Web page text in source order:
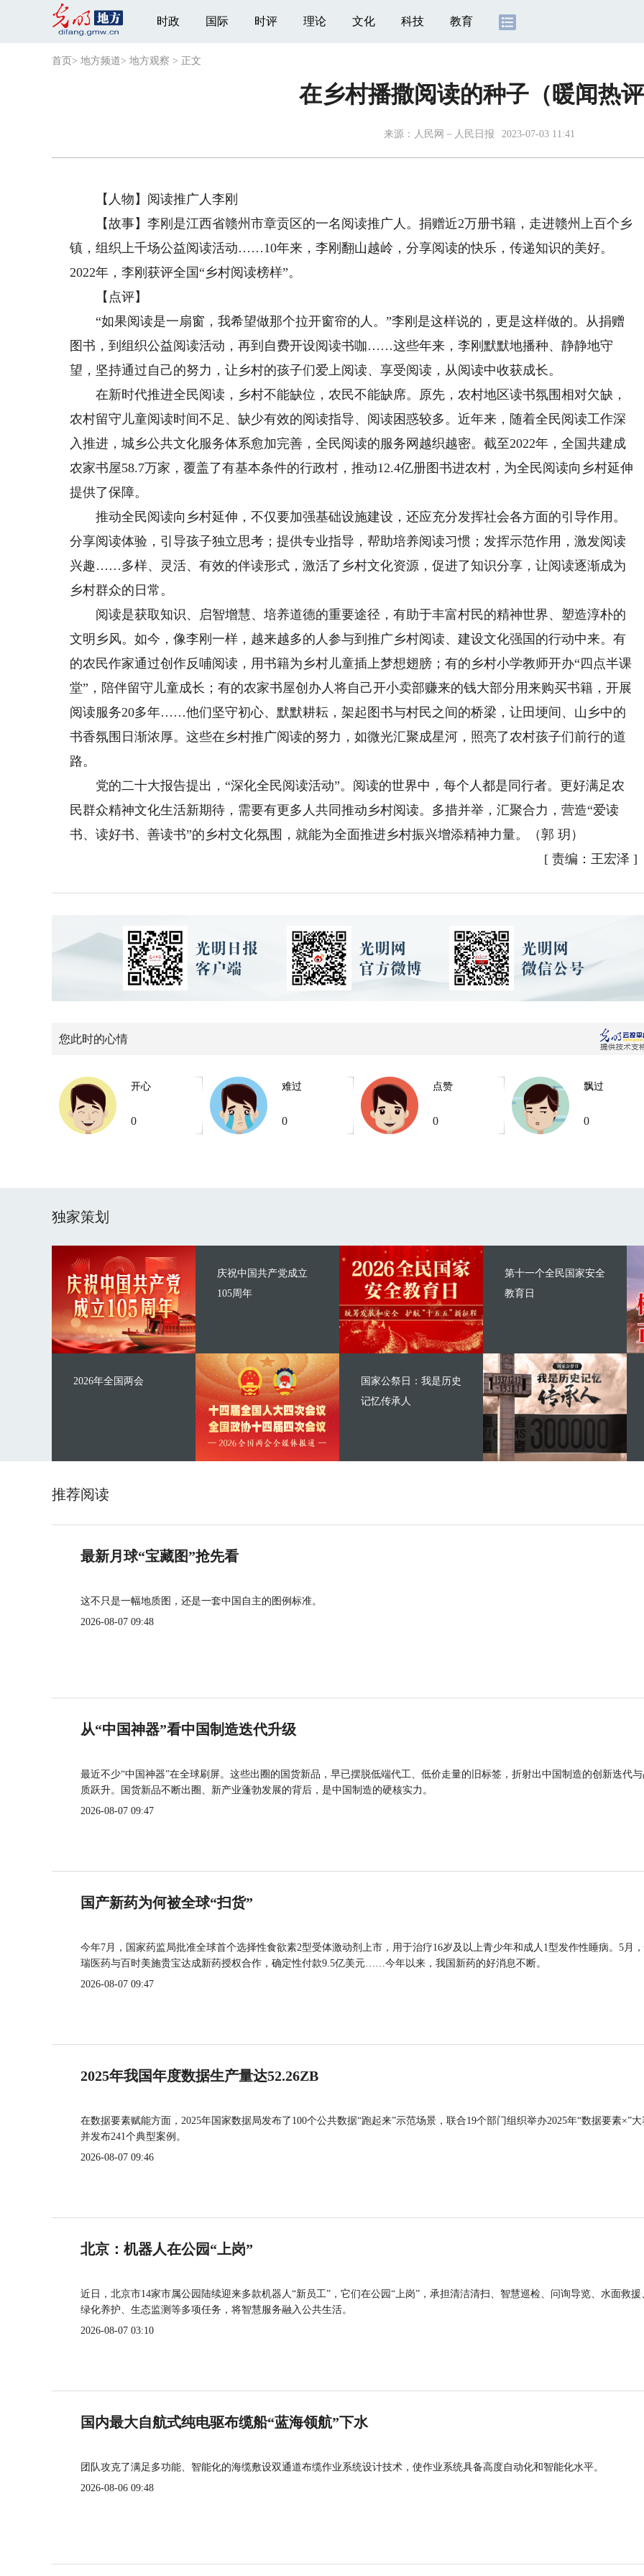
时政 国际 时评 理论 文化 科技 教育
首页 > 地方频道> 地方观察 > 正文
在乡村播撒阅读的种子（暖闻热
来源： 人民网－人民日报 2023-07-03 11:41
【人物】阅读推广人李刚
【故事】李刚是江西省赣州市章贡区的一名阅读推广人。捐赠近2万册书籍，走进赣州上百个乡
镇，组织上千场公益阅读活动……10年来，李刚翻山越岭，分享阅读的快乐，传递知识的美好。
2022年，李刚获评全国“乡村阅读榜样”。
【点评】
“如果阅读是一扇窗，我希望做那个拉开窗帘的人。”李刚是这样说的，更是这样做的。从捐赠
图书，到组织公益阅读活动，再到自费开设阅读书咖……这些年来，李刚默默地播种、静静地守
望，坚持通过自己的努力，让乡村的孩子们爱上阅读、享受阅读，从阅读中收获成长。
在新时代推进全民阅读，乡村不能缺位，农民不能缺席。原先，农村地区读书氛围相对欠缺，
农村留守儿童阅读时间不足、缺少有效的阅读指导、阅读困惑较多。近年来，随着全民阅读工作深
入推进，城乡公共文化服务体系愈加完善，全民阅读的服务网越织越密。截至2022年，全国共建成
农家书屋58.7万家，覆盖了有基本条件的行政村，推动12.4亿册图书进农村，为全民阅读向乡村延伸
提供了保障。
推动全民阅读向乡村延伸，不仅要加强基础设施建设，还应充分发挥社会各方面的引导作用。
分享阅读体验，引导孩子独立思考；提供专业指导，帮助培养阅读习惯；发挥示范作用，激发阅读
兴趣……多样、灵活、有效的伴读形式，激活了乡村文化资源，促进了知识分享，让阅读逐渐成为
乡村群众的日常。
阅读是获取知识、启智增慧、培养道德的重要途径，有助于丰富村民的精神世界、塑造淳朴的
文明乡风。如今，像李刚一样，越来越多的人参与到推广乡村阅读、建设文化强国的行动中来。有
的农民作家通过创作反哺阅读，用书籍为乡村儿童插上梦想翅膀；有的乡村小学教师开办“四点半课
堂”，陪伴留守儿童成长；有的农家书屋创办人将自己开小卖部赚来的钱大部分用来购买书籍，开展
阅读服务20多年……他们坚守初心、默默耕耘，架起图书与村民之间的桥梁，让田埂间、山乡中的
书香氛围日渐浓厚。这些在乡村推广阅读的努力，如微光汇聚成星河，照亮了农村孩子们前行的道
路。
党的二十大报告提出，“深化全民阅读活动”。阅读的世界中，每个人都是同行者。更好满足农
民群众精神文化生活新期待，需要有更多人共同推动乡村阅读。多措并举，汇聚合力，营造“爱读
书、读好书、善读书”的乡村文化氛围，就能为全面推进乡村振兴增添精神力量。（郭 玥）
[ 责编：王宏泽 ]
您此时的心情
开心
0
难过
0
点赞
0
飘过
0
独家策划
庆祝中国共产党成立
105周年
2026年全国两会
第十一个全民国家安全
教育日
国家公祭日：我是历史
记忆传承人
推荐阅读
最新月球“宝藏图”抢先看
这不只是一幅地质图，还是一套中国自主的图例标准。
2026-08-07 09:48
从“中国神器”看中国制造迭代升级
最近不少“中国神器”在全球刷屏。这些出圈的国货新品，早已摆脱低端代工、低价走量的旧标签，折射出中国制造的创新迭代
质跃升。国货新品不断出圈、新产业蓬勃发展的背后，是中国制造的硬核实力。
2026-08-07 09:47
国产新药为何被全球“扫货”
今年7月，国家药监局批准全球首个选择性食欲素2型受体激动剂上市，用于治疗16岁及以上青少年和成人1型发作性睡病。5月
瑞医药与百时美施贵宝达成新药授权合作，确定性付款9.5亿美元……今年以来，我国新药的好消息不断。
2026-08-07 09:47
2025年我国年度数据生产量达52.26ZB
在数据要素赋能方面，2025年国家数据局发布了100个公共数据“跑起来”示范场景，联合19个部门组织举办2025年“数据要素×”大
并发布241个典型案例。
2026-08-07 09:46
北京：机器人在公园“上岗”
近日，北京市14家市属公园陆续迎来多款机器人“新员工”，它们在公园“上岗”，承担清洁清扫、智慧巡检、问询导览、水面救援
绿化养护、生态监测等多项任务，将智慧服务融入公共生活。
2026-08-07 03:10
国内最大自航式纯电驱布缆船“蓝海领航”下水
团队攻克了满足多功能、智能化的海缆敷设双通道布缆作业系统设计技术，使作业系统具备高度自动化和智能化水平。
2026-08-06 09:48